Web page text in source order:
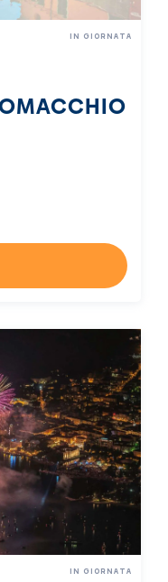
IN GIORNATA
IN GIORNATA